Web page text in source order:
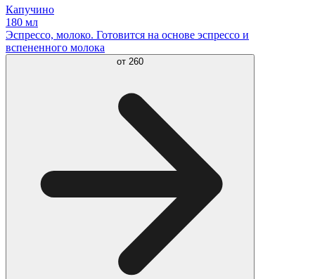
Капучино
180 мл
Эспрессо, молоко. Готовится на основе эспрессо и
вспененного молока
от 260